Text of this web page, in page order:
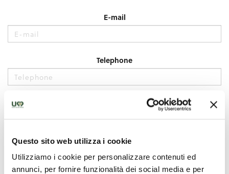
Questo sito web utilizza i cookie
Utilizziamo i cookie per personalizzare contenuti ed
annunci, per fornire funzionalità dei social media e per